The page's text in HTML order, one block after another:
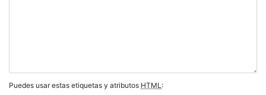
Puedes usar estas etiquetas y atributos HTML :